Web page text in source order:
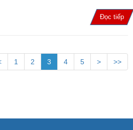
Đọc tiếp
1 2 3 4 5 > >>